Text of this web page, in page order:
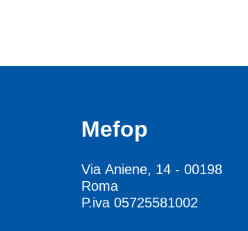
Mefop
Via Aniene, 14 - 00198
Roma
P.iva 05725581002